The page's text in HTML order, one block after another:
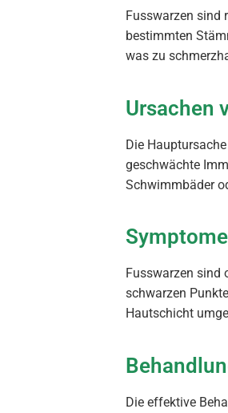
Fusswarzen sind
bestimmten
was zu
Ursachen
Die
geschwächte
Schwimmbäder
Fusswarzen sind
schwarzen
Hautschicht
Die effektive